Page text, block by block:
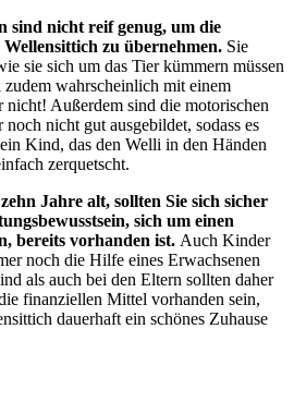
sind nicht reif genug, um die
zu übernehmen. Sie
sie sich um das Tier kümmern müssen
wahrscheinlich mit einem
nicht! Außerdem sind die motorischen
nicht gut ausgebildet, sodass es
Kind, das den Welli in den Händen
zerquetscht.
Jahre alt, sollten Sie sich sicher
sich um einen
bereits vorhanden ist. Auch Kinder
noch die Hilfe eines Erwachsenen
als auch bei den Eltern sollten daher
finanziellen Mittel vorhanden sein,
dauerhaft ein schönes Zuhause